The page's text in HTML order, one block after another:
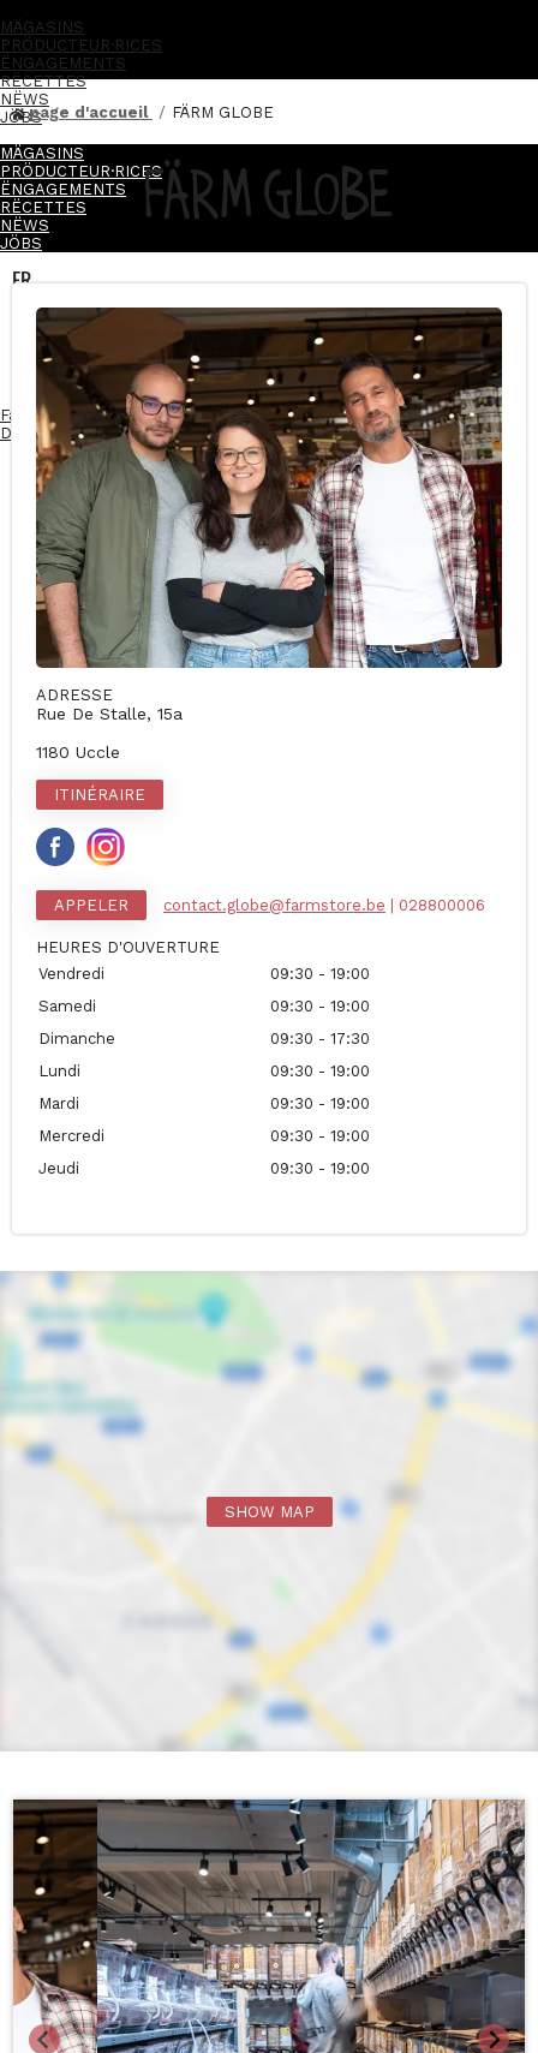
MÄGASINS
PRÖDUCTEUR·RICES
ËNGAGEMENTS
RËCETTES
NËWS
JÖBS
MÄGASINS
PRÖDUCTEUR·RICES
ËNGAGEMENTS
RËCETTES
NËWS
JÖBS
FR
Facebook-f Instagram Linkedin-in
Devenez franchisé·e
page d'accueil FÄRM GLOBE
FÄRM GLOBE
ADRESSE
Rue De Stalle, 15a
1180 Uccle
ITINÉRAIRE
APPELER contact.globe@farmstore.be | 028800006
HEURES D'OUVERTURE
Vendredi
09:30 - 19:00
Samedi
09:30 - 19:00
Dimanche
09:30 - 17:30
Lundi
09:30 - 19:00
Mardi
09:30 - 19:00
Mercredi
09:30 - 19:00
Jeudi
09:30 - 19:00
SHOW MAP